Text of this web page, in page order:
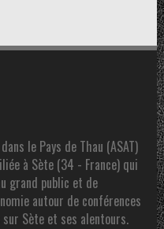
le Pays de Thau (ASAT)
à Sète (34 - France) qui
grand public et de
autour de conférences
Sète et ses alentours.